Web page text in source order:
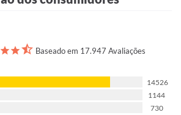
Baseado em 17.947 Avaliações
14526
1144
730